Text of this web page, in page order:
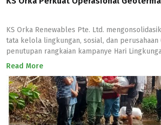
KS Orka Renewables Pte. Ltd.
tata kelola lingkungan, sosial, dan perusahaan
penutupan rangkaian kampanye Hari
2026 bertema #NowForClimate. Penutupan
wilayah operasional anak usahanya ini ditandai
penyelenggaraan webinar nasional yang
Panas Bumi Kementerian Energi dan Sumber
Read More